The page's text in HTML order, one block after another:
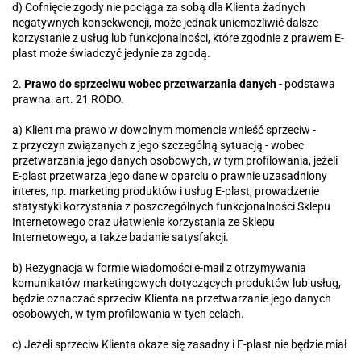
d) Cofnięcie zgody nie pociąga za sobą dla Klienta żadnych
negatywnych konsekwencji, może jednak uniemożliwić dalsze
korzystanie z usług lub funkcjonalności, które zgodnie z prawem E-
plast może świadczyć jedynie za zgodą.
2. Prawo do sprzeciwu wobec przetwarzania danych- podstawa
prawna: art. 21 RODO.
a) Klient ma prawo w dowolnym momencie wnieść sprzeciw -
z przyczyn związanych z jego szczególną sytuacją - wobec
przetwarzania jego danych osobowych, w tym profilowania, jeżeli
E-plast przetwarza jego dane w oparciu o prawnie uzasadniony
interes, np. marketing produktów i usług E-plast, prowadzenie
statystyki korzystania z poszczególnych funkcjonalności Sklepu
Internetowego oraz ułatwienie korzystania ze Sklepu
Internetowego, a także badanie satysfakcji.
b) Rezygnacja w formie wiadomości e-mail z otrzymywania
komunikatów marketingowych dotyczących produktów lub usług,
będzie oznaczać sprzeciw Klienta na przetwarzanie jego danych
osobowych, w tym profilowania w tych celach.
c) Jeżeli sprzeciw Klienta okaże się zasadny i E-plast nie będzie miał